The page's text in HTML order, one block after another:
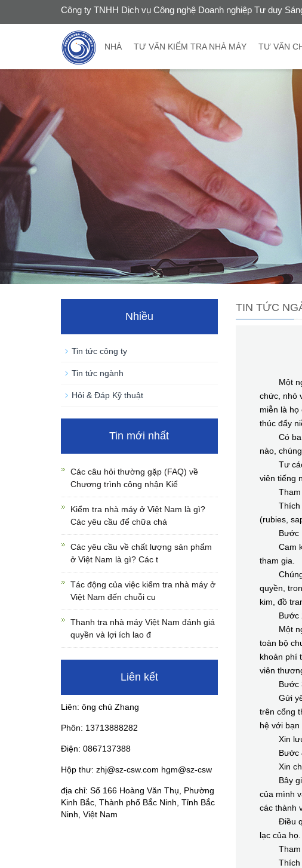
Công ty TNHH Dịch vụ Công nghệ Doanh nghiệp Tư duy
NHÀ TƯ VẤN KIỂM TRA NHÀ MÁY TƯ VẤN
TIN TỨC
Một
chức, nhỏ
miễn là họ
thúc đẩy
Có ba
nào,
Tư cách
viên tiếng
Tham
Thích
(rubies,
Bước 1:
Cam
tham gia.
Chúng
quyền,
kim, đồ
Bước 2:
Một
toàn bộ
khoản phí
viên
Bước 3:
Gửi yêu
trên cổng
hệ với bạn
Xin lưu
Bước 4:
Xin
Bây giờ
của mình
các thành
Điều
lạc của họ.
Tham
Thích
Nhiều
Tin tức công ty
Tin tức ngành
Hỏi & Đáp Kỹ thuật
Tin mới nhất
Các câu hỏi thường gặp (FAQ) về
Chương trình công nhận Kiể
Kiểm tra nhà máy ở Việt Nam là gì?
Các yêu cầu để chữa chá
Các yêu cầu về chất lượng sản phẩm
ở Việt Nam là gì? Các t
Tác động của việc kiểm tra nhà máy ở
Việt Nam đến chuỗi cu
Thanh tra nhà máy Việt Nam đánh giá
quyền và lợi ích lao đ
Liên kết
Liên: ông chủ Zhang
Phôn: 13713888282
Điện: 0867137388
Hộp thư: zhj@sz-csw.com hgm@sz-csw
địa chỉ: Số 166 Hoàng Văn Thụ, Phường
Kinh Bắc, Thành phố Bắc Ninh, Tỉnh Bắc
Ninh, Việt Nam